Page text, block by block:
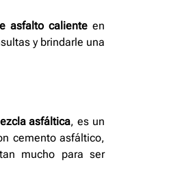
asfalto caliente en
y brindarle una
asfáltica, es un
cemento asfáltico,
mucho para ser